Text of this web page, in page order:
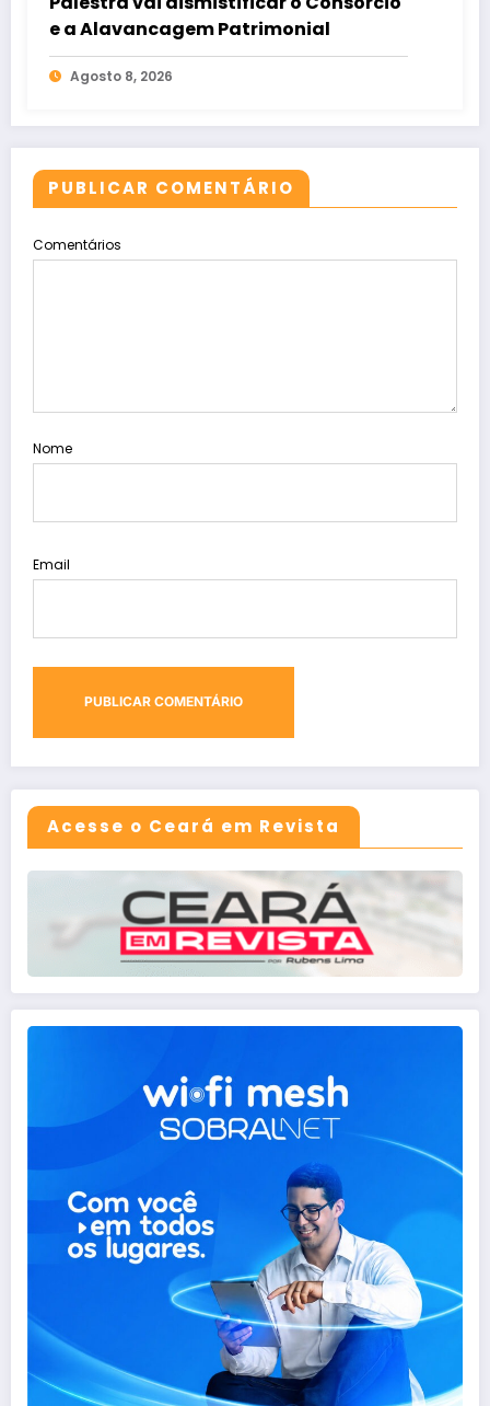
e a Alavancagem Patrimonial
Agosto 8, 2026
PUBLICAR COMENTÁRIO
Comentários
Nome
Email
Acesse o Ceará em Revista